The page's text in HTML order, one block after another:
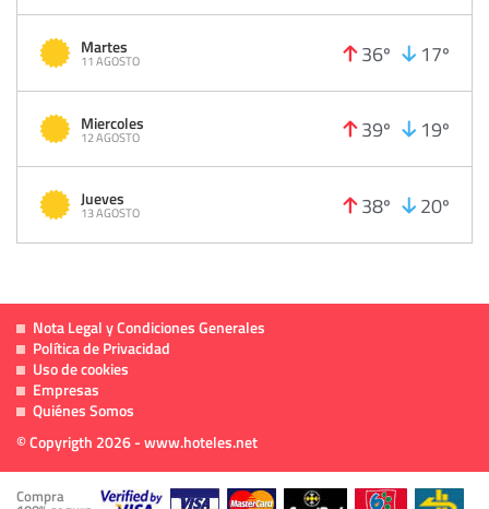
Martes
11 AGOSTO 36º 17º
Miercoles
12 AGOSTO 39º 19º
Jueves
13 AGOSTO 38º 20º
Nota Legal y Condiciones Generales
Política de Privacidad
Uso de cookies
Empresas
Quiénes Somos
© Copyrigth 2026 - www.hoteles.net
Compra